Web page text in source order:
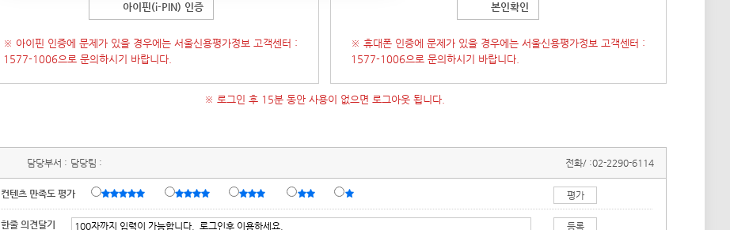
아이핀(i-PIN) 인증
※ 아이핀 인증에 문제가 있을 경우에는 서울신용평가정보 고객센터 :
1577-1006으로 문의하시기 바랍니다.
본인확인
※ 휴대폰 인증에 문제가 있을 경우에는 서울신용평가정보 고객센터 :
1577-1006으로 문의하시기 바랍니다.
※ 로그인 후 15분 동안 사용이 없으면 로그아웃 됩니다.
담당부서 : 담당팀 : 전화/ :02-2290-6114
컨텐츠 만족도 평가
한줄 의견달기